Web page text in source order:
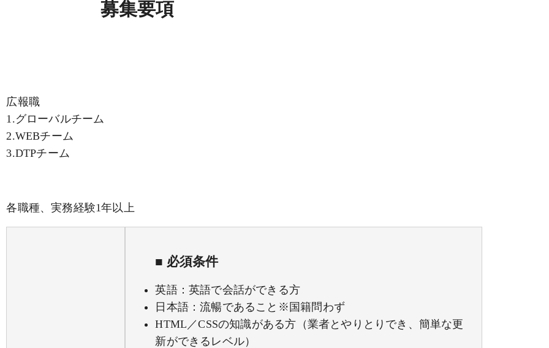
募集要項
広報職
1.グローバルチーム
2.WEBチーム
3.DTPチーム
各職種、実務経験1年以上
■ 必須条件
英語：英語で会話ができる方
日本語：流暢であること※国籍問わず
HTML／CSSの知識がある方（業者とやりとりでき、簡単な更
新ができるレベル）